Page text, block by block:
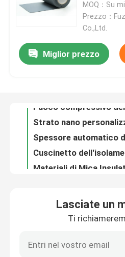
Spettacolo VR
Visita alla fabbrica
Controllo della qualità
MOQ：Su
Prezzo：
Co.,Ltd.
Miglior prezzo
Lasciate un
Ti